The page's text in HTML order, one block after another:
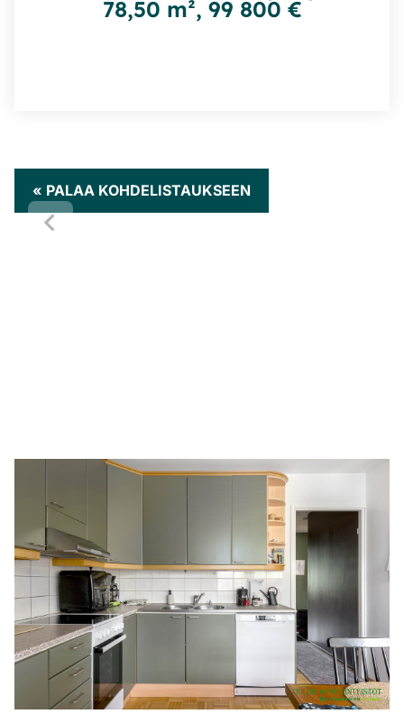
78,50 m², 99 800 €
« PALAA KOHDELISTAUKSEEN